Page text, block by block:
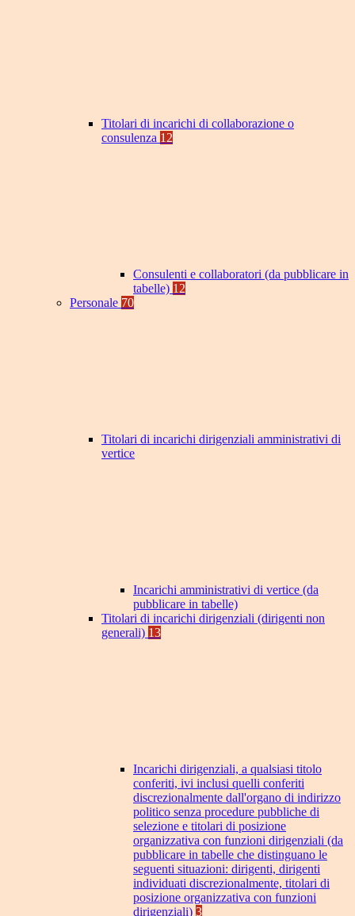
Titolari di incarichi di collaborazione o
consulenza 12
Consulenti e collaboratori (da pubblicare in
tabelle) 12
Personale 70
Titolari di incarichi dirigenziali amministrativi di
vertice
Incarichi amministrativi di vertice (da
pubblicare in tabelle)
Titolari di incarichi dirigenziali (dirigenti non
generali) 13
Incarichi dirigenziali, a qualsiasi titolo
conferiti, ivi inclusi quelli conferiti
discrezionalmente dall'organo di indirizzo
politico senza procedure pubbliche di
selezione e titolari di posizione
organizzativa con funzioni dirigenziali (da
pubblicare in tabelle che distinguano le
seguenti situazioni: dirigenti, dirigenti
individuati discrezionalmente, titolari di
posizione organizzativa con funzioni
dirigenziali) 3